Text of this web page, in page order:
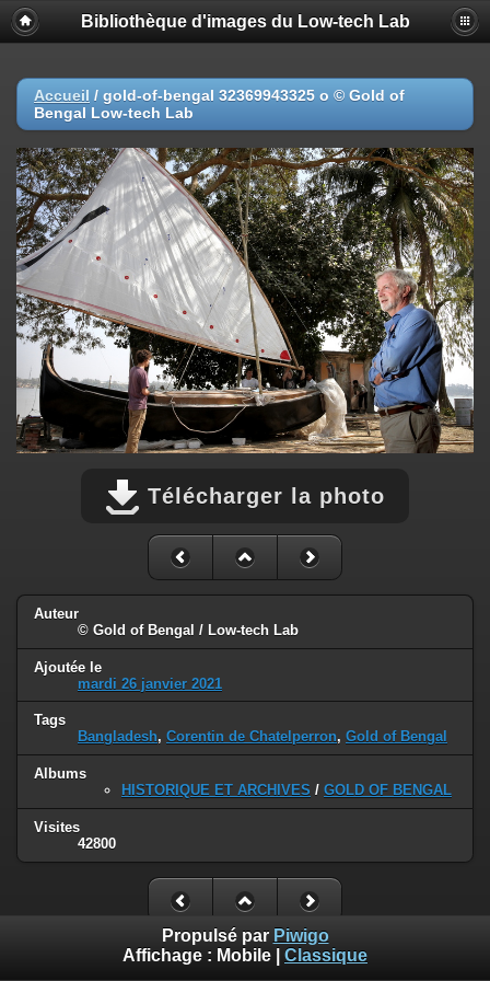
Bibliothèque d'images du Low-tech Lab
Accueil / gold-of-bengal 32369943325 o © Gold of
Bengal Low-tech Lab
Télécharger la photo
Auteur
© Gold of Bengal / Low-tech Lab
Ajoutée le
mardi 26 janvier 2021
Tags
Bangladesh, Corentin de Chatelperron, Gold of Bengal
Albums
HISTORIQUE ET ARCHIVES / GOLD OF BENGAL
Visites
42800
Propulsé par Piwigo
Affichage : Mobile Classique